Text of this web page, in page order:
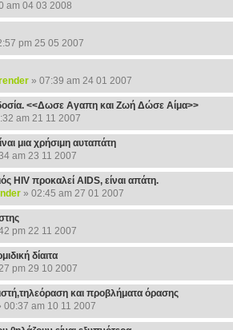
am 04 03 2008
pm 25 05 2007
» 07:39 am 24 01 2007
<<Δωσε Αγαπη και Ζωή Δώσε Αίμα>>
am 21 11 2007
μια χρήσιμη αυταπάτη
am 23 11 2007
HIV προκαλεί AIDS, είναι απάτη.
» 02:45 am 27 01 2007
pm 22 11 2007
δίαιτα
pm 29 10 2007
και προβλήματα όρασης
am 10 11 2007